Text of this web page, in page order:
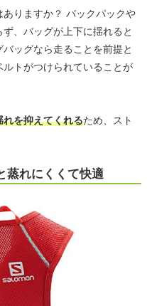
りますか？ バックパックや
、バッグが上下に揺れると
ッグなら走ることを前提と
トがつけられていることが
れを抑えてくれるため、スト
蒸れにくくて快適